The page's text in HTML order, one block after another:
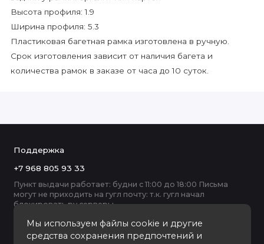
Высота профиля: 1.9
Ширина профиля: 5.3
Пластиковая багетная рамка изготовлена в ручную.
Срок изготовления зависит от наличия багета и
количества рамок в заказе от часа до 10 суток.
Мы используем файлы cookie и другие
средства сохранения предпочтений и
Поддержка
+7 968 805 93 33
Пункт выдачи работает: будни с 11:00 до 18:00 Письма
могут не приходить на гугл почту: т.к. гугл начал
блокировать ру серверы